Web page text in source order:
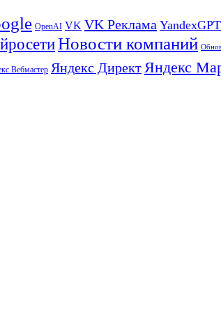
OpenAI VK VK Реклама YandexGPT
Новости компаний
Яндекс Директ Яндекс